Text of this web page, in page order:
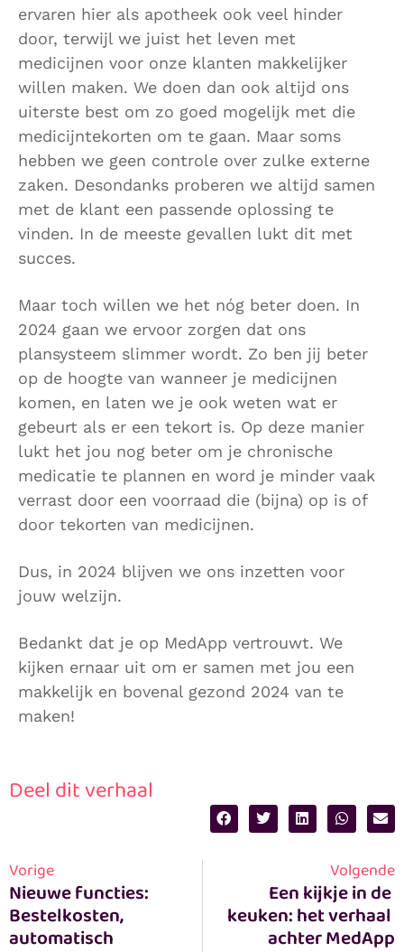
ervaren hier als apotheek ook veel hinder
door, terwijl we juist het leven met
medicijnen voor onze klanten makkelijker
willen maken. We doen dan ook altijd ons
uiterste best om zo goed mogelijk met die
medicijntekorten om te gaan. Maar soms
hebben we geen controle over zulke externe
zaken. Desondanks proberen we altijd samen
met de klant een passende oplossing te
vinden. In de meeste gevallen lukt dit met
succes.
Maar toch willen we het nóg beter doen. In
2024 gaan we ervoor zorgen dat ons
plansysteem slimmer wordt. Zo ben jij beter
op de hoogte van wanneer je medicijnen
komen, en laten we je ook weten wat er
gebeurt als er een tekort is. Op deze manier
lukt het jou nog beter om je chronische
medicatie te plannen en word je minder vaak
verrast door een voorraad die (bijna) op is of
door tekorten van medicijnen.
Dus, in 2024 blijven we ons inzetten voor
jouw welzijn.
Bedankt dat je op MedApp vertrouwt. We
kijken ernaar uit om er samen met jou een
makkelijk en bovenal gezond 2024 van te
maken!
Deel dit verhaal
Vorige
Nieuwe functies:
Bestelkosten,
automatisch
Volgende
Een kijkje in de
keuken: het verhaal
achter MedApp